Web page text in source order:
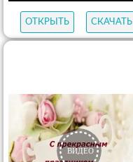
ОТКРЫТЬ СКАЧАТЬ